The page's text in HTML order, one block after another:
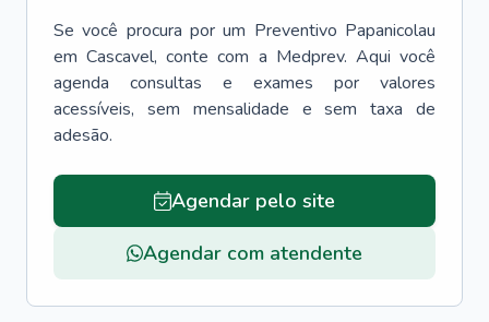
Se você procura por um Preventivo Papanicolau
em Cascavel, conte com a Medprev. Aqui você
agenda consultas e exames por valores
acessíveis, sem mensalidade e sem taxa de
adesão.
Agendar pelo site
Agendar com atendente